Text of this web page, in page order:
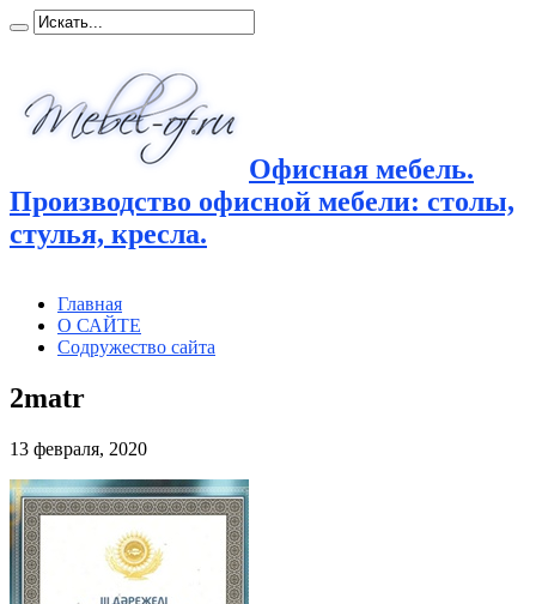
Офисная мебель.
Производство офисной мебели: столы,
стулья, кресла.
Главная
О САЙТЕ
Содружество сайта
2matr
13 февраля, 2020